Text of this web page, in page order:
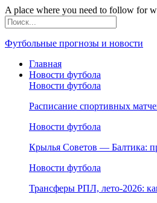
A place where you need to follow for
Футбольные прогнозы и новости
Главная
Новости футбола
Новости футбола
Расписание спортивных
Новости футбола
Крылья Советов — Балтика:
Новости футбола
Трансферы РПЛ, лето-2026: